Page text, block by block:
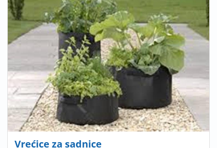
Vrećice za sadnice